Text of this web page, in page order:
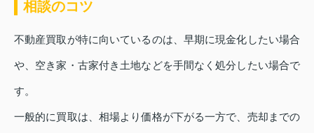
相談のコツ
不動産買取が特に向いているのは、早期に現金化したい場合
や、空き家・古家付き土地などを手間なく処分したい場合で
す。
一般的に買取は、相場より価格が下がる一方で、売却までの